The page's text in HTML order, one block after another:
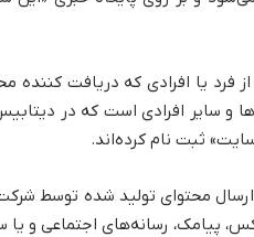
فرد یا افرادی که دریافت کننده
و سایر افرادی است که در
ثبت نام کرده‌اند.
محتوای تولید شده توسط
پیامک، رسانه‌های اجتماعی و یا